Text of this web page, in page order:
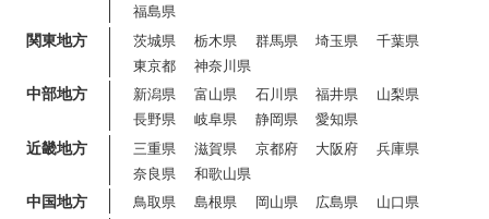
福島県
関東地方 茨城県 栃木県 群馬県 埼玉県
千葉県
東京都
神奈川県
中部地方 新潟県 富山県 石川県 福井県
山梨県
長野県
岐阜県 静岡県 愛知県
近畿地方 三重県 滋賀県 京都府 大阪府
兵庫県
奈良県
和歌山県
中国地方 鳥取県 島根県 岡山県 広島県 山口県